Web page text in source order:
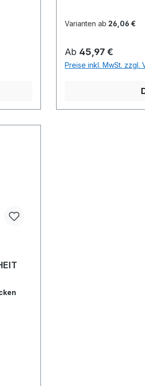
Varianten ab 26,06 €
Regulärer Preis:
Ab45,97 €
Preise inkl. MwSt. zzgl.